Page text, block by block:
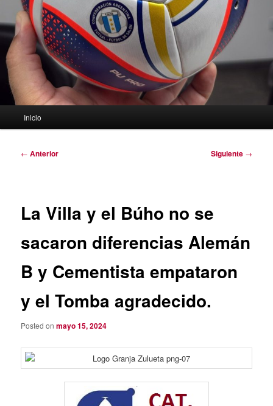
Inicio
Navegación
← Anterior Siguiente →
La Villa y el Búho no se
sacaron diferencias Alemán
B y Cementista empataron
y el Tomba agradecido.
Posted onmayo 15, 2024